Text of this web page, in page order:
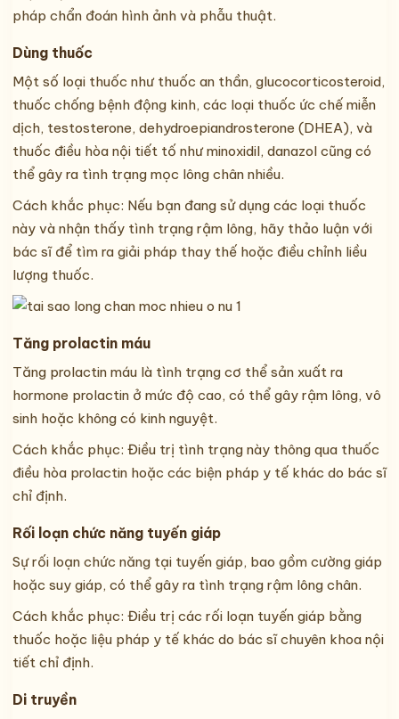
pháp chẩn đoán hình ảnh và phẫu thuật.
Dùng thuốc
Một số loại thuốc như thuốc an thần, glucocorticosteroid,
thuốc chống bệnh động kinh, các loại thuốc ức chế miễn
dịch, testosterone, dehydroepiandrosterone (DHEA), và
thuốc điều hòa nội tiết tố như minoxidil, danazol cũng có
thể gây ra tình trạng mọc lông chân nhiều.
Cách khắc phục: Nếu bạn đang sử dụng các loại thuốc
này và nhận thấy tình trạng rậm lông, hãy thảo luận với
bác sĩ để tìm ra giải pháp thay thế hoặc điều chỉnh liều
lượng thuốc.
Tăng prolactin máu
Tăng prolactin máu là tình trạng cơ thể sản xuất ra
hormone prolactin ở mức độ cao, có thể gây rậm lông, vô
sinh hoặc không có kinh nguyệt.
Cách khắc phục: Điều trị tình trạng này thông qua thuốc
điều hòa prolactin hoặc các biện pháp y tế khác do bác sĩ
chỉ định.
Rối loạn chức năng tuyến giáp
Sự rối loạn chức năng tại tuyến giáp, bao gồm cường giáp
hoặc suy giáp, có thể gây ra tình trạng rậm lông chân.
Cách khắc phục: Điều trị các rối loạn tuyến giáp bằng
thuốc hoặc liệu pháp y tế khác do bác sĩ chuyên khoa nội
tiết chỉ định.
Di truyền